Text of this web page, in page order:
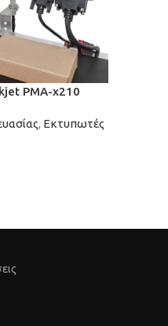
PMA-x210
, Εκτυπωτές